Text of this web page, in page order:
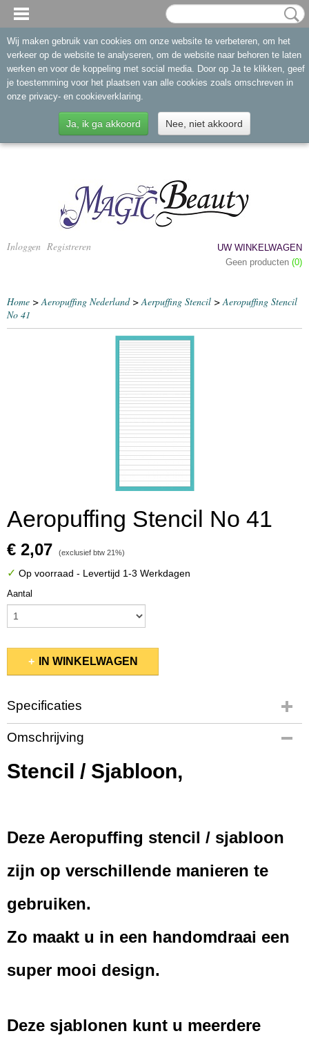
Inloggen Registreren
UW WINKELWAGEN
Geen producten (0)
Home >Aeropuffing Nederland>Aerpuffing Stencil >Aeropuffing Stencil
No 41
Aeropuffing Stencil No 41
€ 2,07 (exclusief btw 21%)
✓ Op voorraad - Levertijd 1-3 Werkdagen
Aantal
IN WINKELWAGEN
Specificaties
Productcode
10103/041
EAN code
2200004513850
7 x 15 x 0,10 cm
Omschrijving
Stencil / Sjabloon,
Deze Aeropuffing stencil / sjabloon
zijn op verschillende manieren te
gebruiken.
Zo maakt u in een handomdraai een
super mooi design.
Deze sjablonen kunt u meerdere
Wij maken gebruik van cookies om onze website te verbeteren, om het
verkeer op de website te analyseren, om de website naar behoren te laten
werken en voor de koppeling met social media. Door op Ja te klikken, geef
je toestemming voor het plaatsen van alle cookies zoals omschreven in
onze privacy- en cookieverklaring.
Ja, ik ga akkoord Nee, niet akkoord